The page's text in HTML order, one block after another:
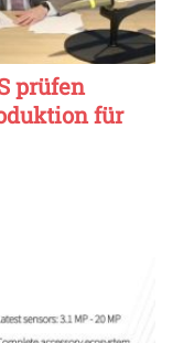
prüfen
für